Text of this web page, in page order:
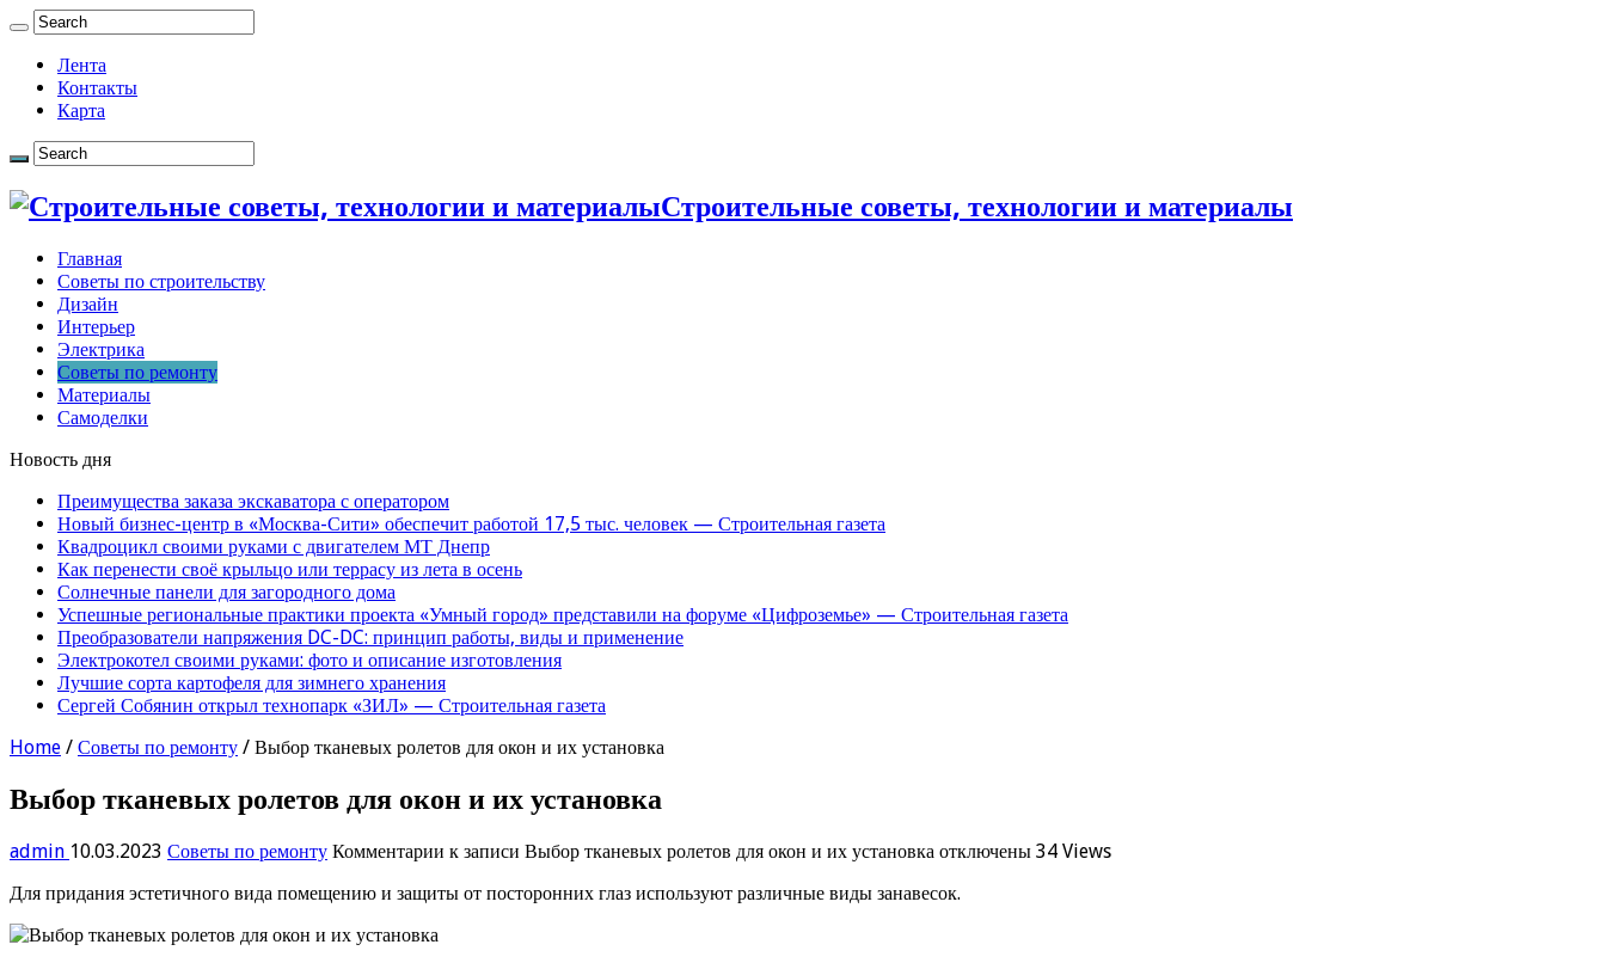
Лента
Контакты
Карта
Строительные советы, технологии и материалы
Главная
Советы по строительству
Дизайн
Интерьер
Электрика
Советы по ремонту
Материалы
Самоделки
Новость дня
Преимущества заказа экскаватора с оператором
Новый бизнес-центр в «Москва-Сити» обеспечит работой 17,5 тыс. человек — Строительная газета
Квадроцикл своими руками с двигателем МТ Днепр
Как перенести своё крыльцо или террасу из лета в осень
Солнечные панели для загородного дома
Успешные региональные практики проекта «Умный город» представили на форуме «Цифроземье» — Строительная газета
Преобразователи напряжения DC-DC: принцип работы, виды и применение
Электрокотел своими руками: фото и описание изготовления
Лучшие сорта картофеля для зимнего хранения
Сергей Собянин открыл технопарк «ЗИЛ» — Строительная газета
Home / Советы по ремонту / Выбор тканевых ролетов для окон и их установка
Выбор тканевых ролетов для окон и их установка
admin 10.03.2023 Советы по ремонту Комментарии к записи Выбор тканевых ролетов для окон и их установка отключены 34 Views
Для придания эстетичного вида помещению и защиты от посторонних глаз используют различные виды занавесок.